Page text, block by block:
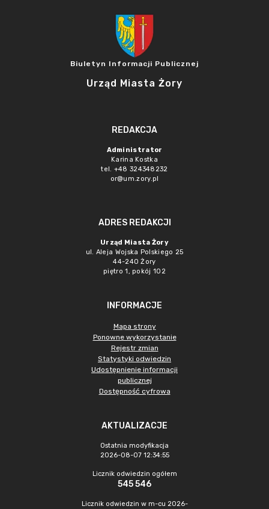
Biuletyn Informacji Publicznej
Urząd Miasta Żory
REDAKCJA
Administrator
Karina Kostka
tel. +48 324348232
or@um.zory.pl
ADRES REDAKCJI
Urząd Miasta Żory
ul. Aleja Wojska Polskiego 25
44-240 Żory
piętro 1, pokój 102
INFORMACJE
Mapa strony
Ponowne wykorzystanie
Rejestr zmian
Statystyki odwiedzin
Udostępnienie informacji
publicznej
Dostępność cyfrowa
AKTUALIZACJE
Ostatnia modyfikacja
2026-08-07 12:34:55
Licznik odwiedzin ogółem
545 546
Licznik odwiedzin w m-cu 2026-